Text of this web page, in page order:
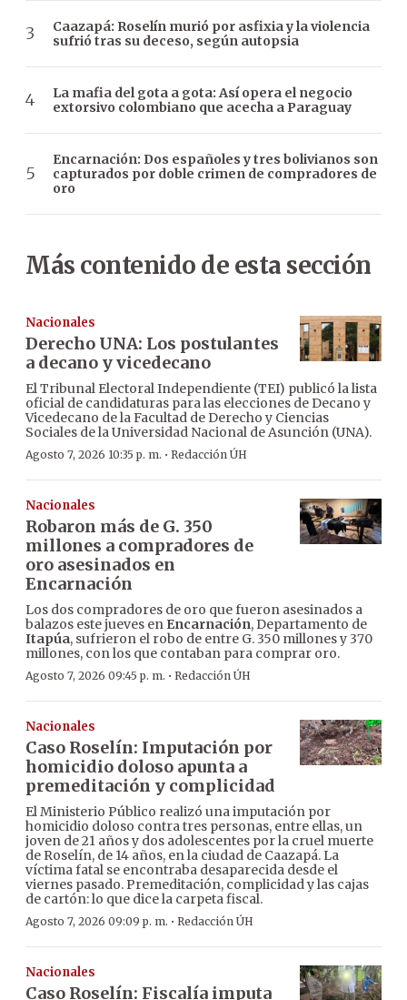
Caazapá: Roselín murió por asfixia y la violencia
sufrió tras su deceso, según autopsia
La mafia del gota a gota: Así opera el negocio
extorsivo colombiano que acecha a Paraguay
Encarnación: Dos españoles y tres bolivianos son
capturados por doble crimen de compradores de
oro
Más contenido de esta sección
Nacionales
Derecho UNA: Los postulantes
a decano y vicedecano
El Tribunal Electoral Independiente (TEI) publicó la lista
oficial de candidaturas para las elecciones de Decano y
Vicedecano de la Facultad de Derecho y Ciencias
Sociales de la Universidad Nacional de Asunción (UNA).
Agosto 7, 2026 10:35 p. m. · Redacción ÚH
Nacionales
Robaron más de G. 350
millones a compradores de
oro asesinados en
Encarnación
Los dos compradores de oro que fueron asesinados a
balazos este jueves en Encarnación, Departamento de
Itapúa, sufrieron el robo de entre G. 350 millones y 370
millones, con los que contaban para comprar oro.
Agosto 7, 2026 09:45 p. m. · Redacción ÚH
Nacionales
Caso Roselín: Imputación por
homicidio doloso apunta a
premeditación y complicidad
El Ministerio Público realizó una imputación por
homicidio doloso contra tres personas, entre ellas, un
joven de 21 años y dos adolescentes por la cruel muerte
de Roselín, de 14 años, en la ciudad de Caazapá. La
víctima fatal se encontraba desaparecida desde el
viernes pasado. Premeditación, complicidad y las cajas
de cartón: lo que dice la carpeta fiscal.
Agosto 7, 2026 09:09 p. m. · Redacción ÚH
Nacionales
Caso Roselín: Fiscalía imputa